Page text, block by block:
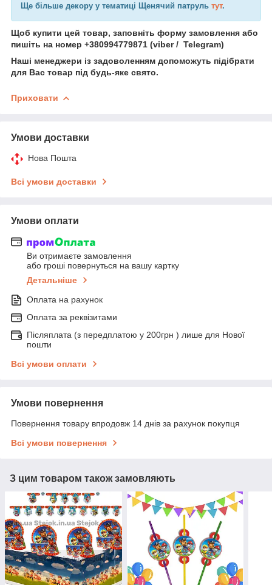
Ще більше декору у тематиці Щенячий патруль тут.
Щоб купити цей товар, заповніть форму замовлення або
пишіть на номер +380994779871 (viber / Telegram)
Наші менеджери із задоволенням допоможуть підібрати
для Вас товар під будь-яке свято.
Приховати
Умови доставки
Нова Пошта
Всі умови доставки
Умови оплати
Ви отримаєте замовлення
або гроші повернуться на вашу картку
Детальніше
Оплата на рахунок
Оплата за реквізитами
Післяплата (з передплатою у 200грн ) лише для Нової
пошти
Всі умови оплати
Умови повернення
Повернення товару впродовж 14 днів за рахунок покупця
Всі умови повернення
З цим товаром також замовляють